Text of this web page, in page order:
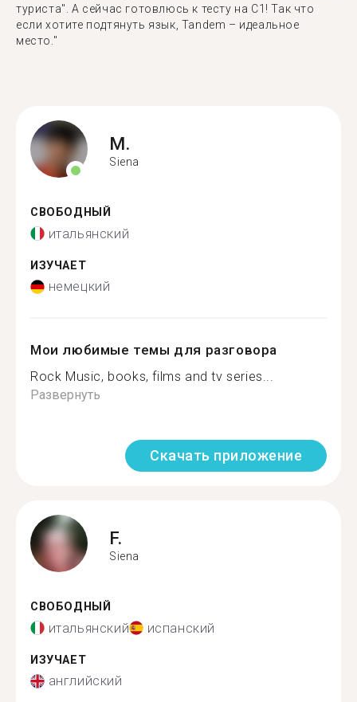
туриста". А сейчас готовлюсь к тесту на C1! Так что
если хотите подтянуть язык, Tandem – идеальное
место."
M.
Siena
СВОБОДНЫЙ
итальянский
ИЗУЧАЕТ
немецкий
Мои любимые темы для разговора
Rock Music, books, films and tv series...
Развернуть
Скачать приложение
F.
Siena
СВОБОДНЫЙ
итальянский испанский
ИЗУЧАЕТ
английский